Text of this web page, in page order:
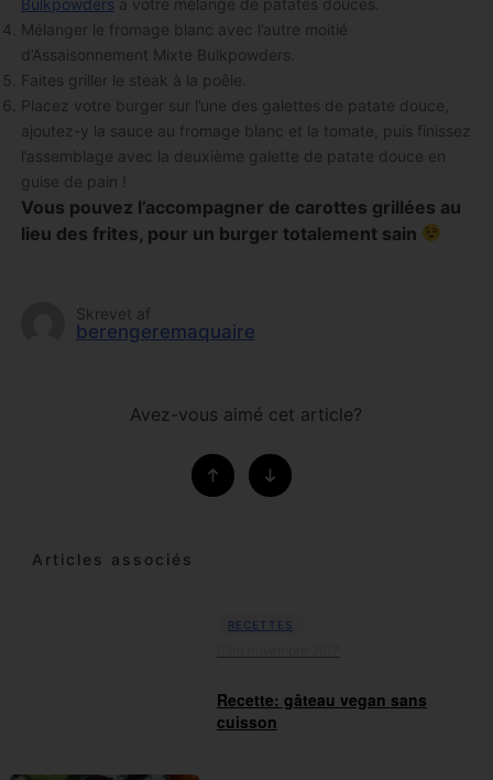
Mélanger le fromage blanc avec l’autre moitié
d’Assaisonnement Mixte Bulkpowders.
Faites griller le steak à la poêle.
Placez votre burger sur l’une des galettes de patate douce,
ajoutez-y la sauce au fromage blanc et la tomate, puis finissez
l’assemblage avec la deuxième galette de patate douce en
guise de pain !
Vous pouvez l’accompagner de carottes grillées au
lieu des frites, pour un burger totalement sain
Skrevet af
berengeremaquaire
Avez-vous aimé cet article?
Articles associés
RECETTES
Recette: gâteau vegan sans
cuisson